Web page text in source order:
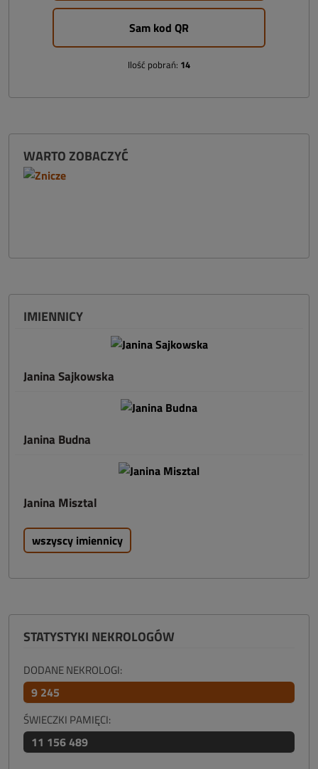
Sam kod QR
Ilość pobrań: 14
WARTO ZOBACZYĆ
IMIENNICY
Janina Sajkowska
Janina Budna
Janina Misztal
wszyscy imiennicy
STATYSTYKI NEKROLOGÓW
DODANE NEKROLOGI:
9 245
ŚWIECZKI PAMIĘCI:
11 156 489